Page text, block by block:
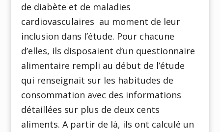
de diabète et de maladies
cardiovasculaires au moment de leur
inclusion dans l’étude. Pour chacune
d’elles, ils disposaient d’un questionnaire
alimentaire rempli au début de l’étude
qui renseignait sur les habitudes de
consommation avec des informations
détaillées sur plus de deux cents
aliments. A partir de là, ils ont calculé un